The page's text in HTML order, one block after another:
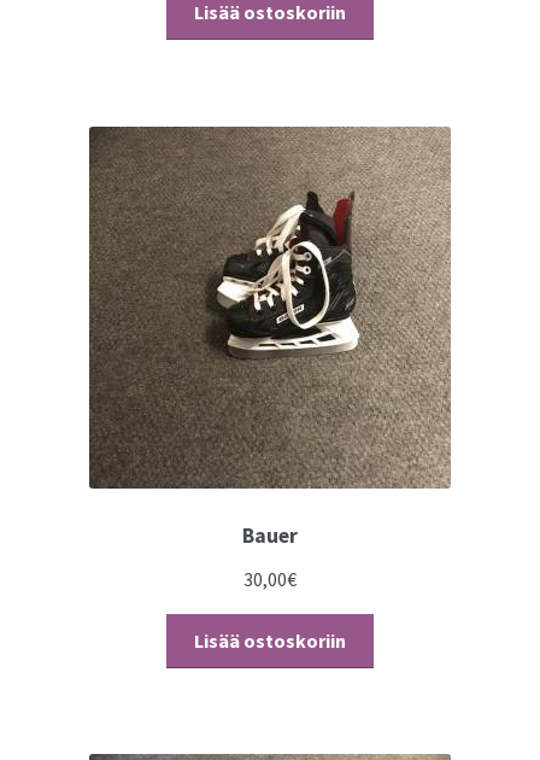
Lisää ostoskoriin
Bauer
30,00€
Lisää ostoskoriin